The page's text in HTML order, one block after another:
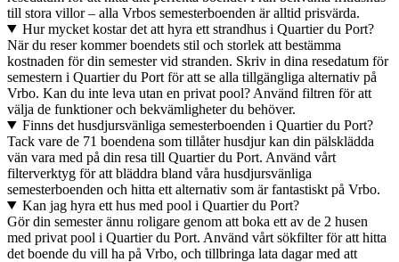
till stora villor – alla Vrbos semesterboenden är alltid prisvärda.
Hur mycket kostar det att hyra ett strandhus i Quartier du Port?
När du reser kommer boendets stil och storlek att bestämma
kostnaden för din semester vid stranden. Skriv in dina resedatum för
semestern i Quartier du Port för att se alla tillgängliga alternativ på
Vrbo. Kan du inte leva utan en privat pool? Använd filtren för att
välja de funktioner och bekvämligheter du behöver.
Finns det husdjursvänliga semesterboenden i Quartier du Port?
Tack vare de 71 boendena som tillåter husdjur kan din pälsklädda
vän vara med på din resa till Quartier du Port. Använd vårt
filterverktyg för att bläddra bland våra husdjursvänliga
semesterboenden och hitta ett alternativ som är fantastiskt på Vrbo.
Kan jag hyra ett hus med pool i Quartier du Port?
Gör din semester ännu roligare genom att boka ett av de 2 husen
med privat pool i Quartier du Port. Använd vårt sökfilter för att hitta
det boende du vill ha på Vrbo, och tillbringa lata dagar med att